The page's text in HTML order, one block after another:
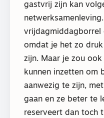
gastvrij zijn kan
netwerksamenleving.
vrijdagmiddagborrel
omdat je het zo
zijn. Maar je zou
kunnen inzetten om
aanwezig te zijn,
gaan en ze beter te
reserveert dan toch